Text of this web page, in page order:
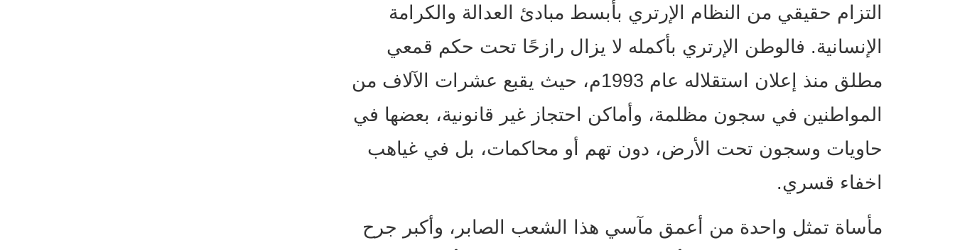
التزام حقيقي من النظام الإرتري بأبسط مبادئ العدالة والكرامة
الإنسانية. فالوطن الإرتري بأكمله لا يزال رازحًا تحت حكم قمعي
مطلق منذ إعلان استقلاله عام 1993م، حيث يقبع عشرات الآلاف من
المواطنين في سجون مظلمة، وأماكن احتجاز غير قانونية، بعضها في
حاويات وسجون تحت الأرض، دون تهم أو محاكمات، بل في غياهب
اخفاء قسري.
مأساة تمثل واحدة من أعمق مآسي هذا الشعب الصابر، وأكبر جرح